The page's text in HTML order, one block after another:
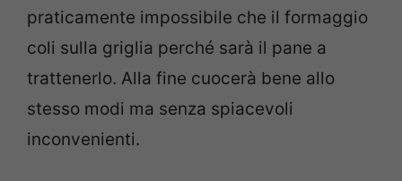
praticamente impossibile che il formaggio
coli sulla griglia perché sarà il pane a
trattenerlo. Alla fine cuocerà bene allo
stesso modi ma senza spiacevoli
inconvenienti.